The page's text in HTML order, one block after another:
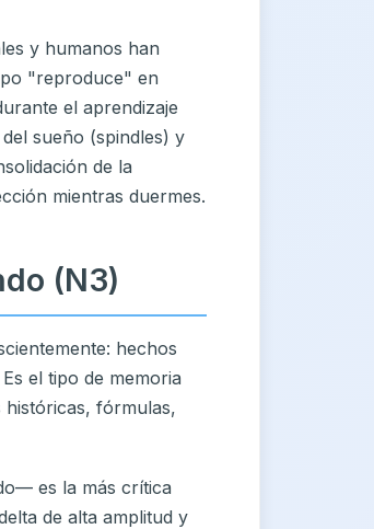
y humanos han
"reproduce" en
el aprendizaje
sueño (spindles) y
de la
mientras duermes.
(N3)
hechos
el tipo de memoria
históricas, fórmulas,
es la más crítica
de alta amplitud y